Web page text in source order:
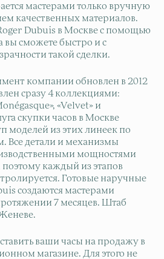
мастерами только вручную
качественных материалов.
Dubuis в Москве с помощью
вы сможете быстро и с
такой сделки.
компании обновлен в 2012
сразу 4 коллекциями:
«Velvet» и
скупки часов в Москве
моделей из этих линеек по
Все детали и механизмы
мощностями
поэтому каждый из этапов
Готовые наручные
создаются мастерами
7 месяцев. Штаб
ваши часы на продажу в
магазине. Для этого не